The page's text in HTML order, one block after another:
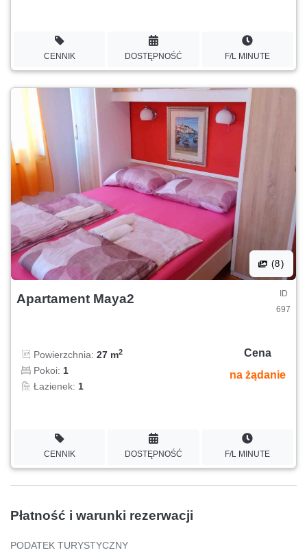
CENNIK DOSTĘPNOŚĆ F/L MINUTE
(8)
Apartament Maya2
ID
697
Powierzchnia: 27 m2
Pokoi: 1
Łazienek: 1
Cena
na żądanie
CENNIK DOSTĘPNOŚĆ F/L MINUTE
Płatność i warunki rezerwacji
PODATEK TURYSTYCZNY